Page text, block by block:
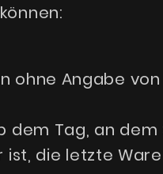
ohne Angabe
Tag, an dem
die letzte